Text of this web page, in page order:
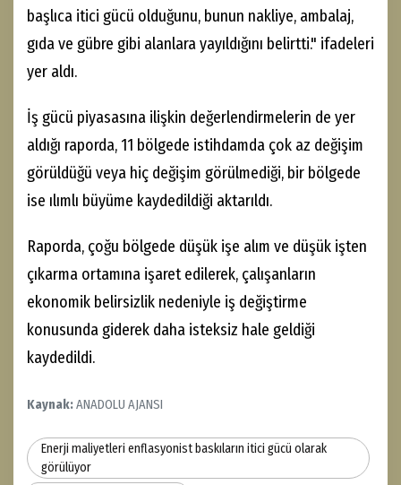
başlıca itici gücü olduğunu, bunun nakliye, ambalaj,
gıda ve gübre gibi alanlara yayıldığını belirtti." ifadeleri
yer aldı.
İş gücü piyasasına ilişkin değerlendirmelerin de yer
aldığı raporda, 11 bölgede istihdamda çok az değişim
görüldüğü veya hiç değişim görülmediği, bir bölgede
ise ılımlı büyüme kaydedildiği aktarıldı.
Raporda, çoğu bölgede düşük işe alım ve düşük işten
çıkarma ortamına işaret edilerek, çalışanların
ekonomik belirsizlik nedeniyle iş değiştirme
konusunda giderek daha isteksiz hale geldiği
kaydedildi.
Kaynak:ANADOLU AJANSI
Enerji maliyetleri enflasyonist baskıların itici gücü olarak
görülüyor